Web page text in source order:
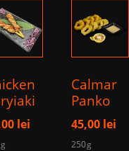
lei
Calmar
Panko
45,00 lei
250g